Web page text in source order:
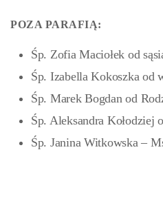
POZA PARAFIĄ:
Śp. Zofia Maciołek od
Śp. Izabella Kokoszka od
Śp. Marek Bogdan od
Śp. Aleksandra Kołodziej
Śp. Janina Witkowska –